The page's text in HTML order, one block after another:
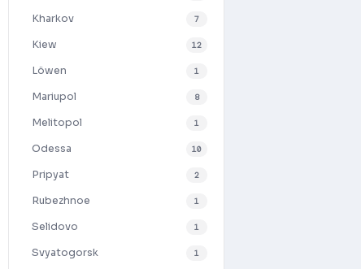
Kharkov 7
Kiew 12
Löwen 1
Mariupol 8
Melitopol 1
Odessa 10
Pripyat 2
Rubezhnoe 1
Selidovo 1
Svyatogorsk 1